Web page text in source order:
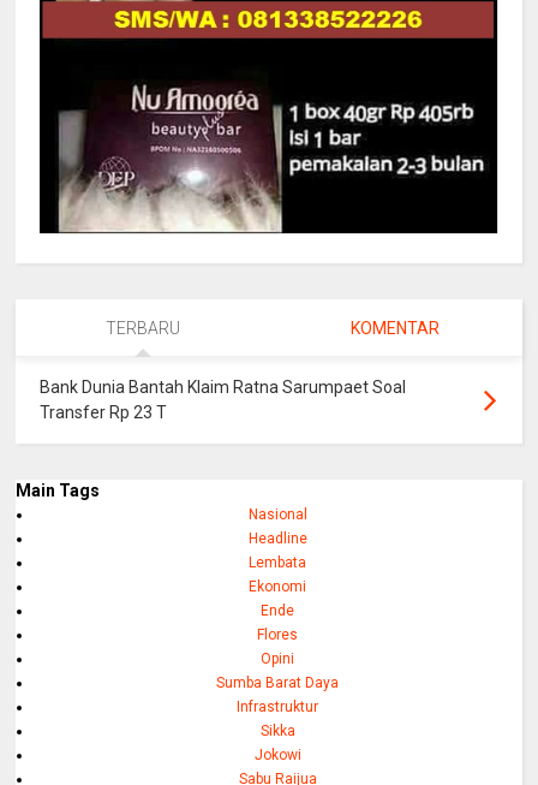
TERBARU KOMENTAR
Bank Dunia Bantah Klaim Ratna Sarumpaet Soal
Transfer Rp 23 T
Main Tags
Nasional
Headline
Lembata
Ekonomi
Ende
Flores
Opini
Sumba Barat Daya
Infrastruktur
Sikka
Jokowi
Sabu Raijua